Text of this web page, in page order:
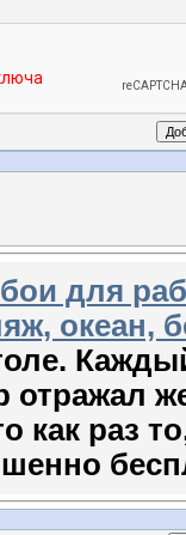
для
океан,
отражал
как раз